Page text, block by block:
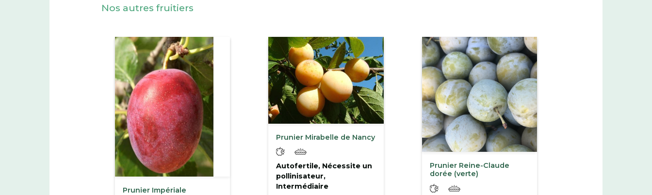
Nos autres fruitiers
Prunier Impériale
Prunier Mirabelle de Nancy
Autofertile, Nécessite un
pollinisateur,
Intermédiaire
Prunier Reine-Claude
dorée (verte)